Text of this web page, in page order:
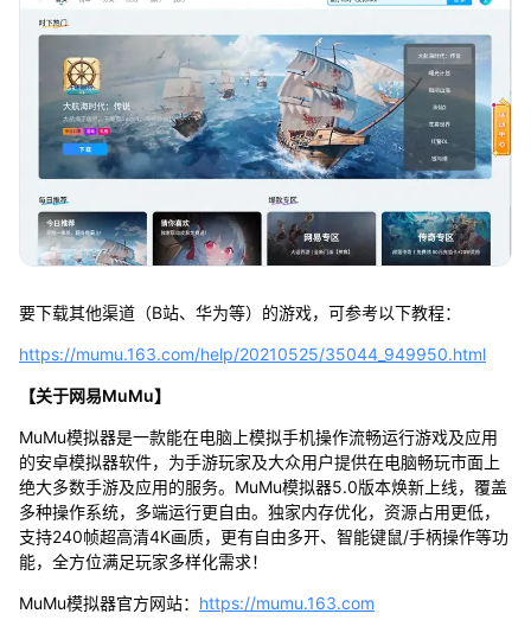
要下载其他渠道（B站、华为等）的游戏，可参考以下教程：
https://mumu.163.com/help/20210525/35044_949950.html
【关于网易MuMu】
MuMu模拟器是一款能在电脑上模拟手机操作流畅运行游戏及应用
的安卓模拟器软件，为手游玩家及大众用户提供在电脑畅玩市面上
绝大多数手游及应用的服务。MuMu模拟器5.0版本焕新上线，覆盖
多种操作系统，多端运行更自由。独家内存优化，资源占用更低，
支持240帧超高清4K画质，更有自由多开、智能键鼠/手柄操作等功
能，全方位满足玩家多样化需求！
MuMu模拟器官方网站： https://mumu.163.com